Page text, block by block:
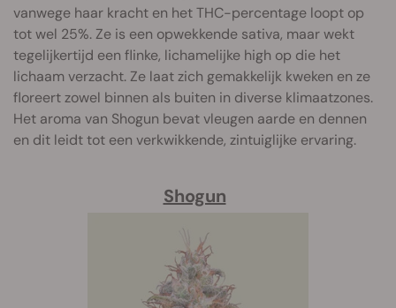
vanwege haar kracht en het THC-percentage loopt op
tot wel 25%. Ze is een opwekkende sativa, maar wekt
tegelijkertijd een flinke, lichamelijke high op die het
lichaam verzacht. Ze laat zich gemakkelijk kweken en ze
floreert zowel binnen als buiten in diverse klimaatzones.
Het aroma van Shogun bevat vleugen aarde en dennen
en dit leidt tot een verkwikkende, zintuiglijke ervaring.
Shogun